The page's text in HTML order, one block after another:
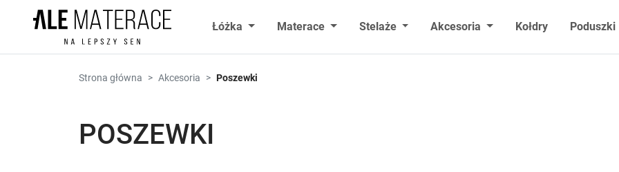
Przejdź do zawartości
Łóżka
Materace Stelaże Akcesoria Kołdry Poduszki
Strona główna Akcesoria Poszewki
POSZEWKI